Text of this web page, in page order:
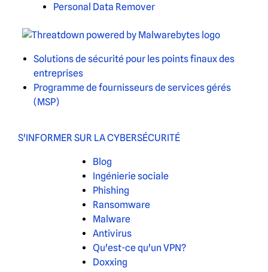
Personal Data Remover
Solutions de sécurité pour les points finaux des
entreprises
Programme de fournisseurs de services gérés
(MSP)
S'INFORMER SUR LA CYBERSÉCURITÉ
Blog
Ingénierie sociale
Phishing
Ransomware
Malware
Antivirus
Qu'est-ce qu'un VPN?
Doxxing